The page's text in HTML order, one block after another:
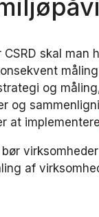
skal man
og
og
at implementere
bør
af